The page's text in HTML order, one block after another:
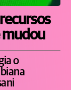
mudou
o